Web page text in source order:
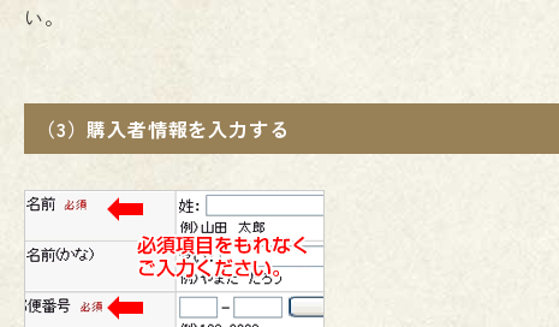
い。
（3）購入者情報を入力する